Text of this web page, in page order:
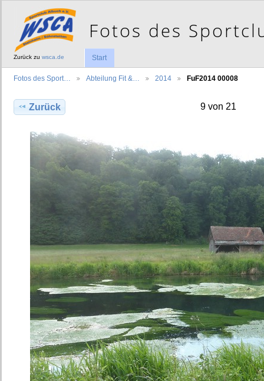
Zurück zu wsca.de Start
Fotos des Sport… Abteilung Fit &… 2014 FuF2014 00008
Zurück 9 von 21